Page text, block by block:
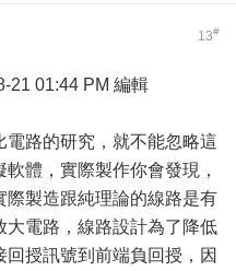
13#
21 01:44 PM 編輯
路的研究，就不能忽略這
體，實際製作你會發現，
製造跟純理論的線路是有
大電路，線路設計為了降低
授訊號到前端負回授，因